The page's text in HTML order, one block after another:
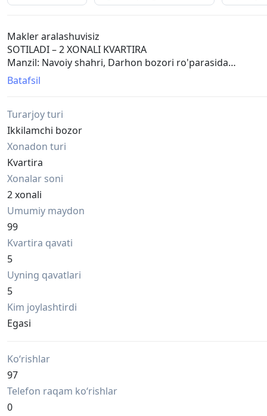
Makler aralashuvisiz
SOTILADI – 2 XONALI KVARTIRA
Manzil: Navoiy shahri, Darhon bozori ro'parasida
Asosiy ma'lumotlar:
Holati: O'rtacha ta'mirlangan
Isitish tizimi: Markaziy
Qulay joylashuv:
Darhon bozori
Yangi bozor
8-sonli maktab
Bog'cha
24/7 Eshmurod Denta klinikasi
Kundalik hayot uchun barcha zarur infratuzilmalar yaqin
Narxi: 440 000 000 so'm
Ipoteka qilish mumkun.
Batafsil
Turarjoy turi
Ikkilamchi bozor
Xonadon turi
Kvartira
Xonalar soni
2 xonali
Umumiy maydon
99
Kvartira qavati
5
Uyning qavatlari
5
Kim joylashtirdi
Egasi
Ko‘rishlar
97
Telefon raqam ko‘rishlar
0